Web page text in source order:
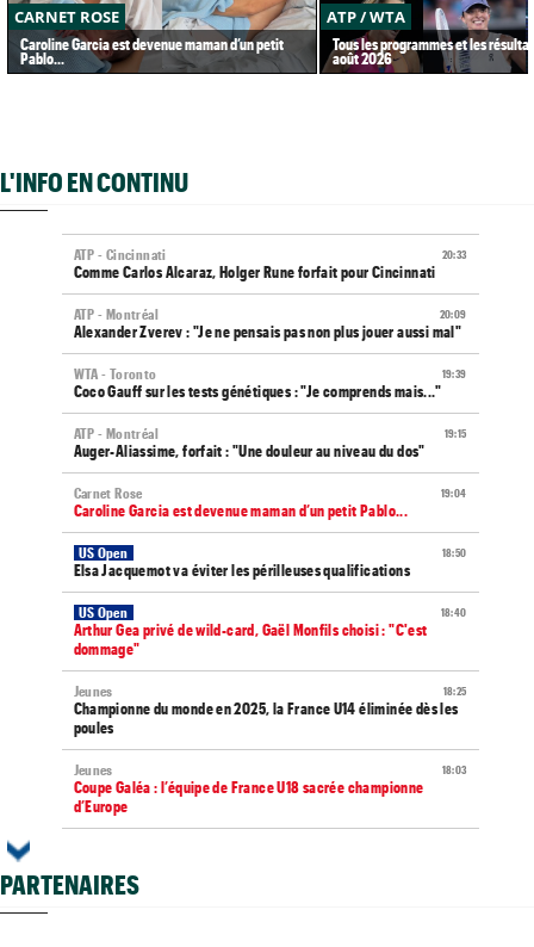
CARNET ROSE
Caroline Garcia est devenue maman d’un petit
Pablo...
ATP / WTA
Tous les programmes et les
août 2026
L'INFO EN CONTINU
20:33
ATP - Cincinnati
Comme Carlos Alcaraz, Holger Rune forfait pour Cincinnati
20:09
ATP - Montréal
Alexander Zverev : "Je ne pensais pas non plus jouer aussi mal"
19:39
WTA - Toronto
Coco Gauff sur les tests génétiques : "Je comprends mais..."
19:15
ATP - Montréal
Auger-Aliassime, forfait : "Une douleur au niveau du dos"
19:04
Carnet Rose
Caroline Garcia est devenue maman d’un petit Pablo...
18:50
US Open
Elsa Jacquemot va éviter les périlleuses qualifications
18:40
US Open
Arthur Gea privé de wild-card, Gaël Monfils choisi : "C'est
dommage"
18:25
Jeunes
Championne du monde en 2025, la France U14 éliminée dès les
poules
18:03
Jeunes
Coupe Galéa : l’équipe de France U18 sacrée championne
d’Europe
PARTENAIRES